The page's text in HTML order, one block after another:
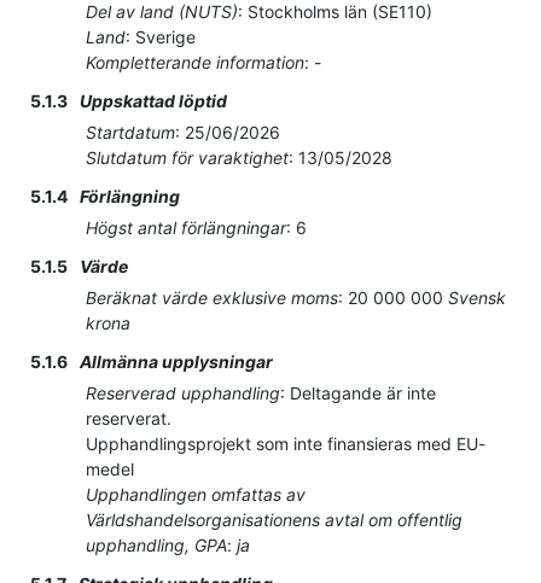
Del av land (NUTS): Stockholms län (SE110)
Land: Sverige
Kompletterande information: -
5.1.3 Uppskattad löptid
Startdatum: 25/06/2026
Slutdatum för varaktighet: 13/05/2028
5.1.4 Förlängning
Högst antal förlängningar: 6
5.1.5
Värde
Beräknat värde exklusive moms: 20 000 000 Svensk
krona
5.1.6 Allmänna upplysningar
Reserverad upphandling: Deltagande är inte
reserverat.
Upphandlingsprojekt som inte finansieras med EU-
medel
Upphandlingen omfattas av
Världshandelsorganisationens avtal om offentlig
upphandling, GPA: ja